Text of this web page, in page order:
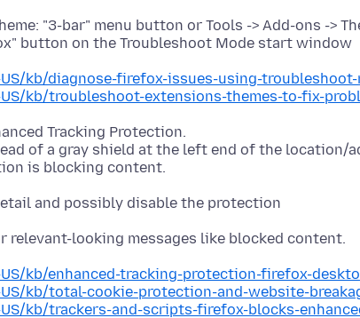
"3-bar" menu button or Tools -> Add-ons ->
button on the Troubleshoot Mode start window
kb/diagnose-firefox-issues-using-troubleshoot-
kb/troubleshoot-extensions-themes-to-fix-
Tracking Protection.
of a gray shield at the left end of the location/
and possibly disable the protection
kb/enhanced-tracking-protection-firefox-
kb/total-cookie-protection-and-website-
kb/trackers-and-scripts-firefox-blocks-